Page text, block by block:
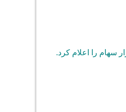
سهام را اعلام کرد.